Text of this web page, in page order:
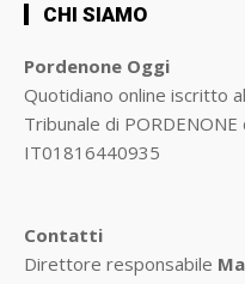
CHI SIAMO
Pordenone Oggi
Quotidiano online iscritto
Tribunale di
IT01816440935
Contatti
Direttore responsabile